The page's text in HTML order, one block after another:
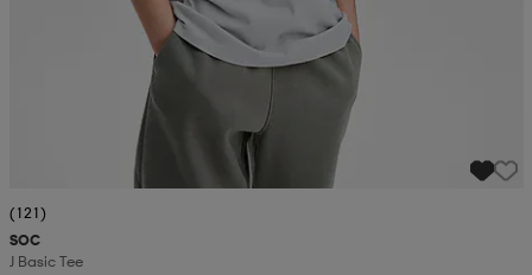
(121)
SOC
J Basic Tee